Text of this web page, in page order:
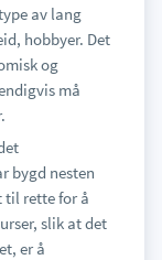
av lang
hobbyer. Det
og
må
bygd nesten
til rette for å
slik at det
er å